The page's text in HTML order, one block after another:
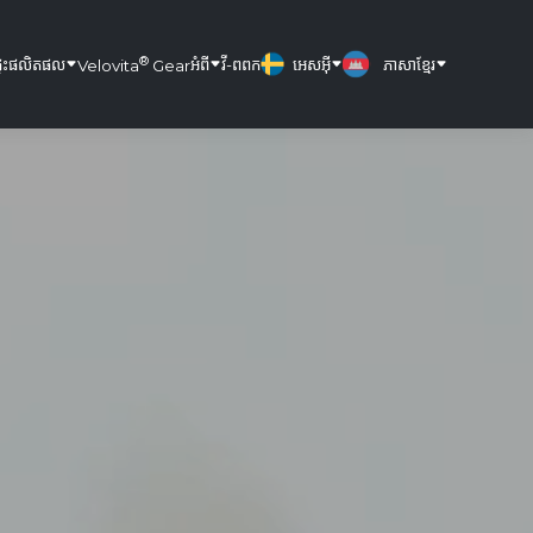
ផលិតផល Velovita® Gearអំពី វី-ពពក អេសអ៊ី ភាសាខ្មែរ